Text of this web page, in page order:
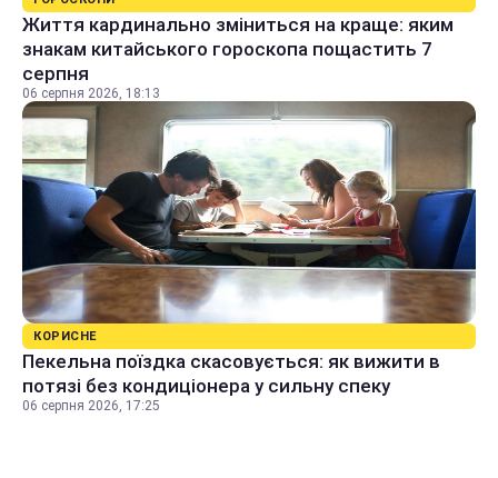
Життя кардинально зміниться на краще: яким
знакам китайського гороскопа пощастить 7
серпня
06 серпня 2026, 18:13
КОРИСНЕ
Пекельна поїздка скасовується: як вижити в
потязі без кондиціонера у сильну спеку
06 серпня 2026, 17:25